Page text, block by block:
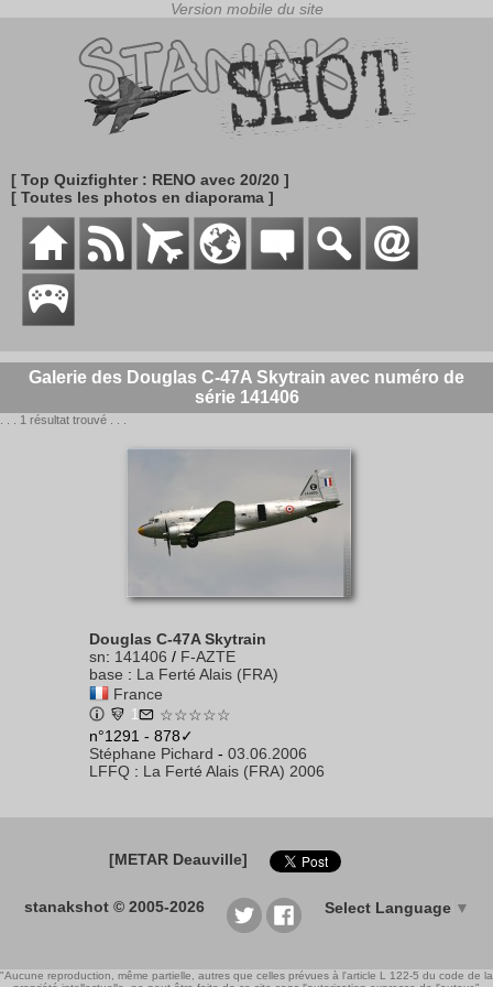
[ Top Quizfighter : RENO avec 20/20 ]
[ Toutes les photos en diaporama ]
Galerie des Douglas C-47A Skytrain avec numéro de
série 141406
. . . 1 résultat trouvé . . .
Douglas C-47A Skytrain
sn: 141406 / F-AZTE
base : La Ferté Alais (FRA)
France
1
☆☆☆☆☆
n°1291 - 878✓
Stéphane Pichard - 03.06.2006
LFFQ : La Ferté Alais (FRA) 2006
[METAR Deauville]
stanakshot © 2005-2026 Select Language ▼
"Aucune reproduction, même partielle, autres que celles prévues à l'article L 122-5 du code de la